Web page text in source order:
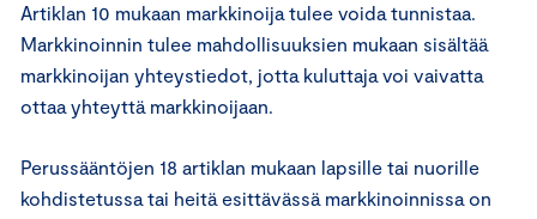
Artiklan 10 mukaan markkinoija tulee voida tunnistaa.
Markkinoinnin tulee mahdollisuuksien mukaan sisältää
markkinoijan yhteystiedot, jotta kuluttaja voi vaivatta
ottaa yhteyttä markkinoijaan.
Perussääntöjen 18 artiklan mukaan lapsille tai nuorille
kohdistetussa tai heitä esittävässä markkinoinnissa on